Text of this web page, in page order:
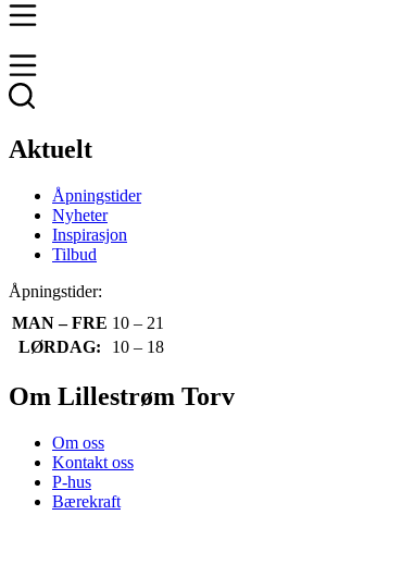
Aktuelt
Åpningstider
Nyheter
Inspirasjon
Tilbud
Åpningstider:
MAN – FRE 10 – 21
LØRDAG:
10 – 18
Om Lillestrøm Torv
Om oss
Kontakt oss
P-hus
Bærekraft